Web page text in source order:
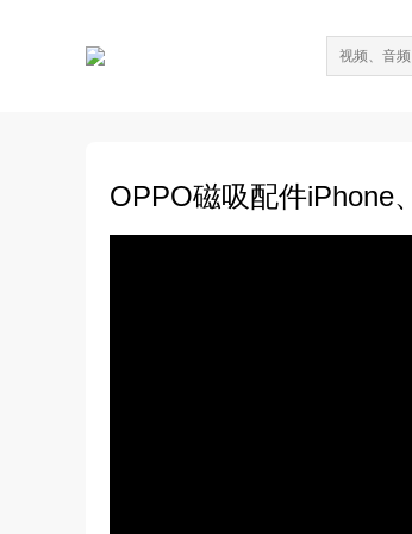
OPPO磁吸配件iPhone